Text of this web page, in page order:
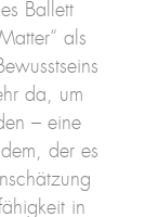
Ballett
als
da, um
– eine
der es
in